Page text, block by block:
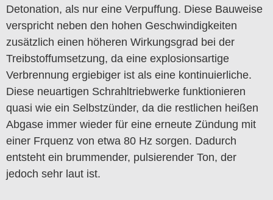
Detonation, als nur eine Verpuffung. Diese Bauweise
verspricht neben den hohen Geschwindigkeiten
zusätzlich einen höheren Wirkungsgrad bei der
Treibstoffumsetzung, da eine explosionsartige
Verbrennung ergiebiger ist als eine kontinuierliche.
Diese neuartigen Schrahltriebwerke funktionieren
quasi wie ein Selbstzünder, da die restlichen heißen
Abgase immer wieder für eine erneute Zündung mit
einer Frquenz von etwa 80 Hz sorgen. Dadurch
entsteht ein brummender, pulsierender Ton, der
jedoch sehr laut ist.